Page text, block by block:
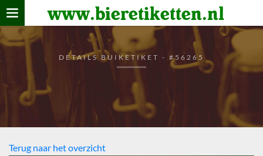
www.bieretiketten.nl
Home
verzamelen
De bierkaart
Bezoekers
DETAILS BUIKETIKET - #56265
Terug naar het overzicht